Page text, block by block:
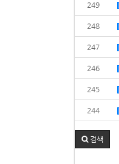
249
248
247
246
245
244
검색